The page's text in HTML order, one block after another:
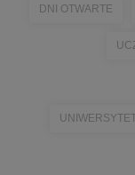
DNI OTWARTE